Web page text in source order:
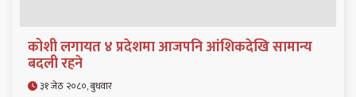
कोशी लगायत ४ प्रदेशमा आजपनि आंशिकदेखि सामान्य
बदली रहने
३१ जेठ २०८०, बुधवार